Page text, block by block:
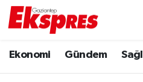
Ekonomi Gündem
Ekonomi
Trafik Durumu